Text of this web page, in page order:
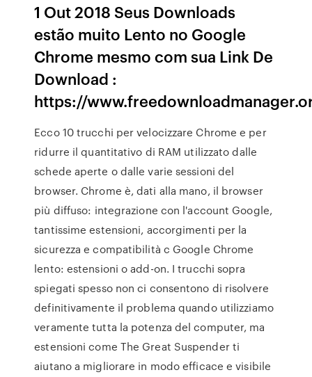
1 Out 2018 Seus Downloads
estão muito Lento no Google
Chrome mesmo com sua Link De
Download :
https://
Ecco 10 trucchi per velocizzare Chrome e per
ridurre il quantitativo di RAM utilizzato dalle
schede aperte o dalle varie sessioni del
browser. Chrome è, dati alla mano, il browser
più diffuso: integrazione con l'account Google,
tantissime estensioni, accorgimenti per la
sicurezza e compatibilità c Google Chrome
lento: estensioni o add-on. I trucchi sopra
spiegati spesso non ci consentono di risolvere
definitivamente il problema quando utilizziamo
veramente tutta la potenza del computer, ma
estensioni come The Great Suspender ti
aiutano a migliorare in modo efficace e visibile